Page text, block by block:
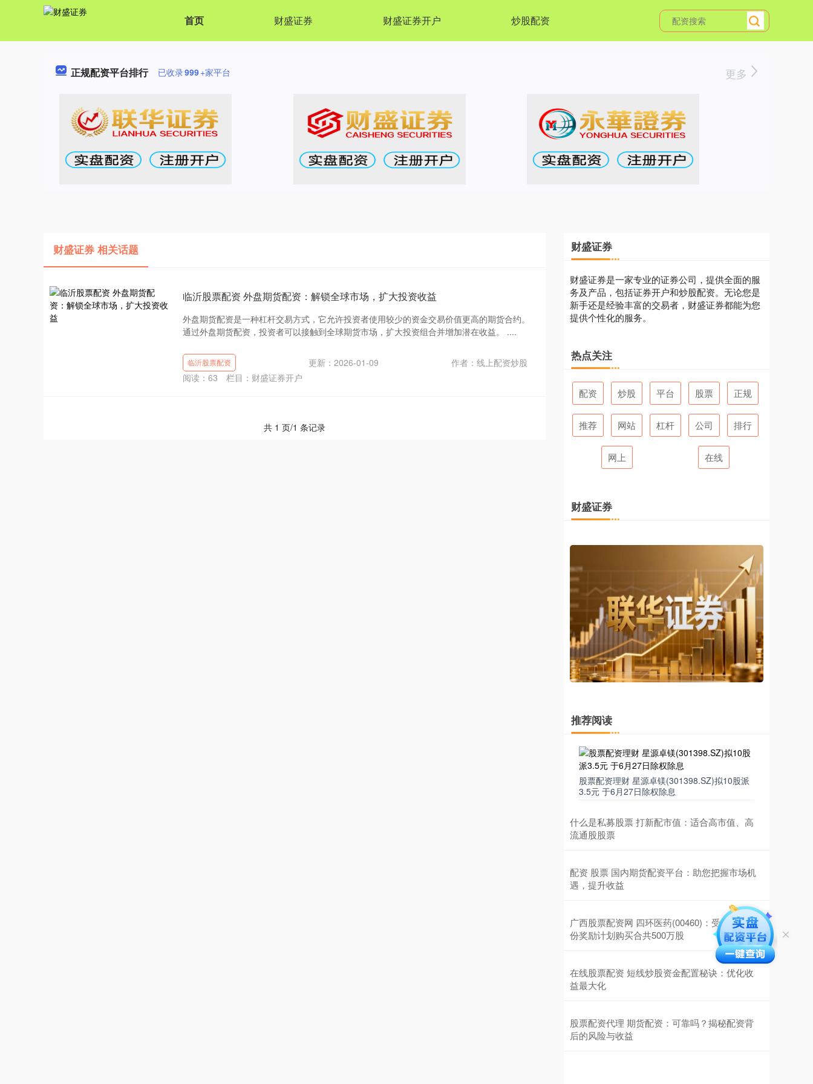
首页 财盛证券 财盛证券开户 炒股配资
正规配资平台排行 已收录999+家平台 更多
财盛证券 相关话题
临沂股票配资 外盘期货配资：解锁全球市场，扩大投资收益
外盘期货配资是一种杠杆交易方式，它允许投资者使用较少的资金交易价值更高的期货合约。
通过外盘期货配资，投资者可以接触到全球期货市场，扩大投资组合并增加潜在收益。 ....
临沂股票配资 更新：2026-01-09
作者：线上配资炒股
阅读： 63 栏目： 财盛证券开户
共 1 页/1 条记录
财盛证券
财盛证券是一家专业的证券公司，提供全面的服
务及产品，包括证券开户和炒股配资。无论您是
新手还是经验丰富的交易者，财盛证券都能为您
提供个性化的服务。
热点关注
配资 炒股 平台 股票 正规
推荐 网站 杠杆 公司 排行
网上 在线
财盛证券
推荐阅读
股票配资理财 星源卓镁(301398.SZ)拟10股派
3.5元 于6月27日除权除息
什么是私募股票 打新配市值：适合高市值、高
流通股股票
配资 股票 国内期货配资平台：助您把握市场机
遇，提升收益
广西股票配资网 四环医药(00460)：受托人就股
份奖励计划购买合共500万股
在线股票配资 短线炒股资金配置秘诀：优化收
益最大化
股票配资代理 期货配资：可靠吗？揭秘配资背
后的风险与收益